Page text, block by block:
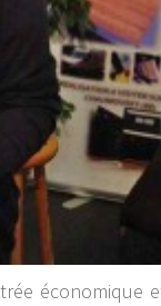
économique